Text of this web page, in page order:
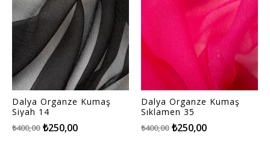
Dalya Organze Kumaş
Siyah 14
₺250,00
₺400,00
Dalya Organze Kumaş
Sıklamen 35
₺250,00
₺400,00